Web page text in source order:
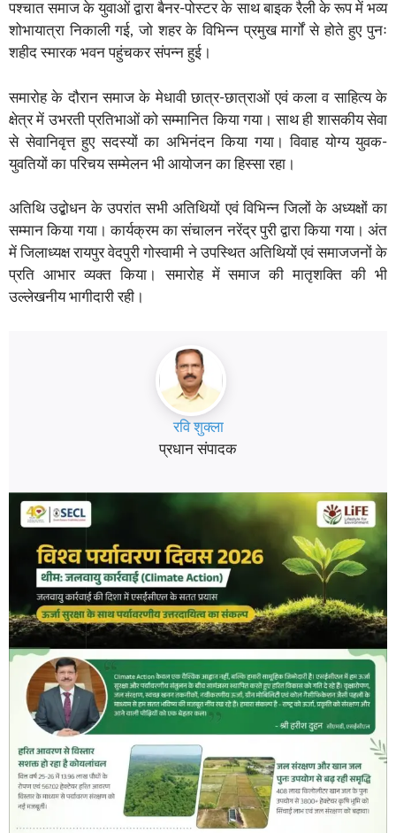
पश्चात समाज के युवाओं द्वारा बैनर-पोस्टर के साथ बाइक रैली के रूप में भव्य
शोभायात्रा निकाली गई, जो शहर के विभिन्न प्रमुख मार्गों से होते हुए पुनः
शहीद स्मारक भवन पहुंचकर संपन्न हुई।
समारोह के दौरान समाज के मेधावी छात्र-छात्राओं एवं कला व साहित्य के
क्षेत्र में उभरती प्रतिभाओं को सम्मानित किया गया। साथ ही शासकीय सेवा
से सेवानिवृत्त हुए सदस्यों का अभिनंदन किया गया। विवाह योग्य युवक-
युवतियों का परिचय सम्मेलन भी आयोजन का हिस्सा रहा।
अतिथि उद्बोधन के उपरांत सभी अतिथियों एवं विभिन्न जिलों के अध्यक्षों का
सम्मान किया गया। कार्यक्रम का संचालन नरेंद्र पुरी द्वारा किया गया। अंत
में जिलाध्यक्ष रायपुर वेदपुरी गोस्वामी ने उपस्थित अतिथियों एवं समाजजनों के
प्रति आभार व्यक्त किया। समारोह में समाज की मातृशक्ति की भी
उल्लेखनीय भागीदारी रही।
रवि शुक्ला
प्रधान संपादक